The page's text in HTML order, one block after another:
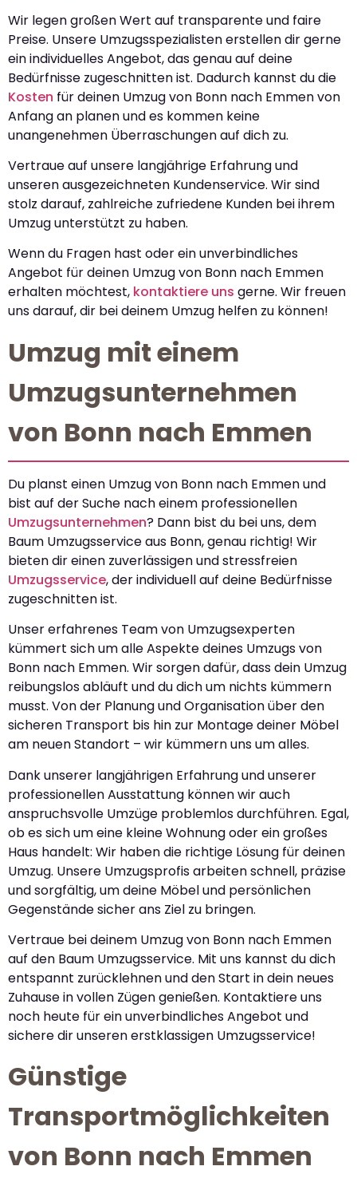
Wir legen großen Wert auf transparente und faire
Preise. Unsere Umzugsspezialisten erstellen dir gerne
ein individuelles Angebot, das genau auf deine
Bedürfnisse zugeschnitten ist. Dadurch kannst du die
Kosten für deinen Umzug von Bonn nach Emmen von
Anfang an planen und es kommen keine
unangenehmen Überraschungen auf dich zu.
Vertraue auf unsere langjährige Erfahrung und
unseren ausgezeichneten Kundenservice. Wir sind
stolz darauf, zahlreiche zufriedene Kunden bei ihrem
Umzug unterstützt zu haben.
Wenn du Fragen hast oder ein unverbindliches
Angebot für deinen Umzug von Bonn nach Emmen
erhalten möchtest, kontaktiere uns gerne. Wir freuen
uns darauf, dir bei deinem Umzug helfen zu können!
Umzug mit einem
Umzugsunternehmen
von Bonn nach Emmen
Du planst einen Umzug von Bonn nach Emmen und
bist auf der Suche nach einem professionellen
Umzugsunternehmen? Dann bist du bei uns, dem
Baum Umzugsservice aus Bonn, genau richtig! Wir
bieten dir einen zuverlässigen und stressfreien
Umzugsservice, der individuell auf deine Bedürfnisse
zugeschnitten ist.
Unser erfahrenes Team von Umzugsexperten
kümmert sich um alle Aspekte deines Umzugs von
Bonn nach Emmen. Wir sorgen dafür, dass dein Umzug
reibungslos abläuft und du dich um nichts kümmern
musst. Von der Planung und Organisation über den
sicheren Transport bis hin zur Montage deiner Möbel
am neuen Standort – wir kümmern uns um alles.
Dank unserer langjährigen Erfahrung und unserer
professionellen Ausstattung können wir auch
anspruchsvolle Umzüge problemlos durchführen. Egal,
ob es sich um eine kleine Wohnung oder ein großes
Haus handelt: Wir haben die richtige Lösung für deinen
Umzug. Unsere Umzugsprofis arbeiten schnell, präzise
und sorgfältig, um deine Möbel und persönlichen
Gegenstände sicher ans Ziel zu bringen.
Vertraue bei deinem Umzug von Bonn nach Emmen
auf den Baum Umzugsservice. Mit uns kannst du dich
entspannt zurücklehnen und den Start in dein neues
Zuhause in vollen Zügen genießen. Kontaktiere uns
noch heute für ein unverbindliches Angebot und
sichere dir unseren erstklassigen Umzugsservice!
Günstige
Transportmöglichkeiten
von Bonn nach Emmen